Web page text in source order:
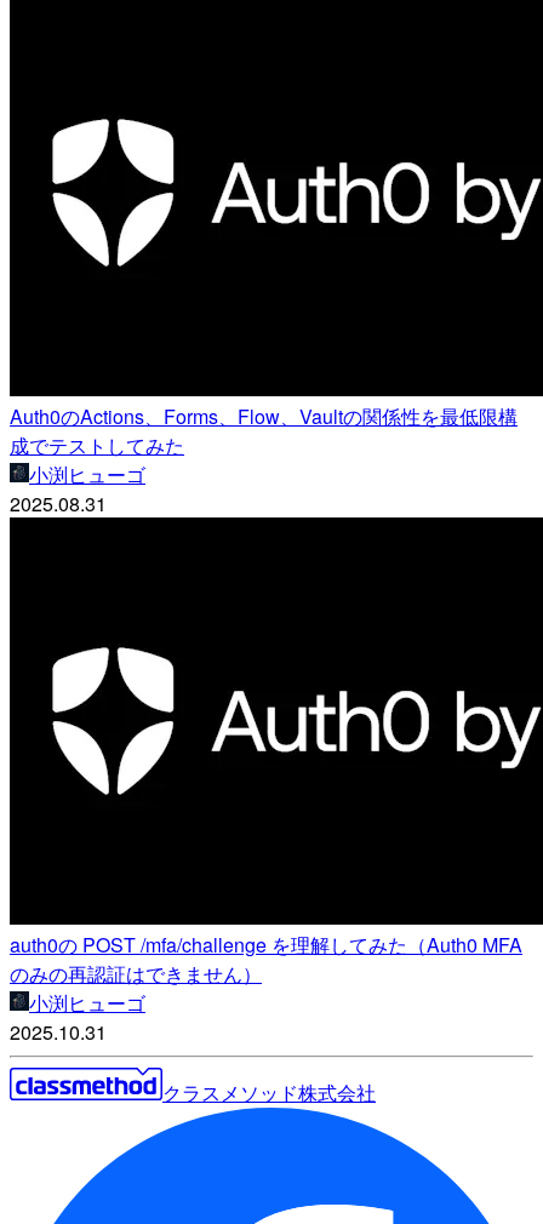
Auth0のActions、Forms、Flow、Vaultの関係性を最低限構
成でテストしてみた
小渕ヒューゴ
2025.08.31
auth0の POST /mfa/challenge を理解してみた（Auth0 MFA
のみの再認証はできません）
小渕ヒューゴ
2025.10.31
クラスメソッド株式会社